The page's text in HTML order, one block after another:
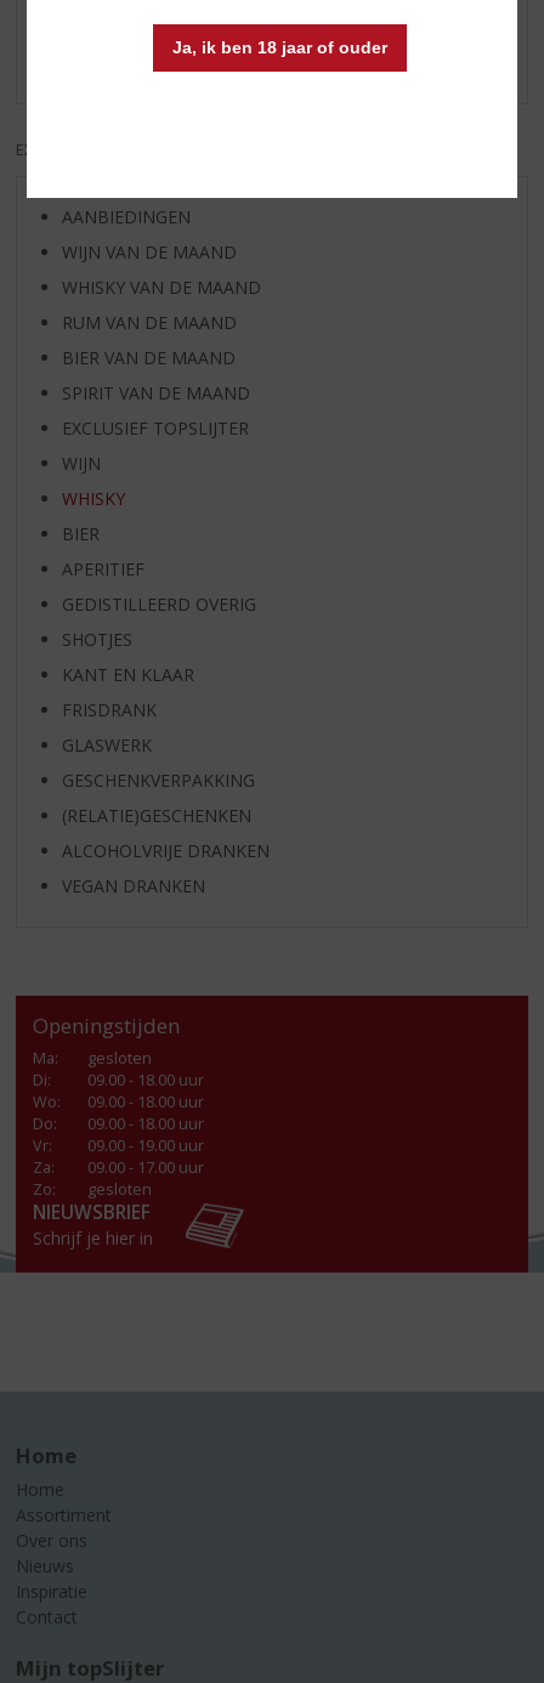
Ja, ik ben 18 jaar of ouder
Schrijf een review
Er zijn nog geen reviews geplaatst voor dit product
EXCL. BTW
AANBIEDINGEN
WIJN VAN DE MAAND
WHISKY VAN DE MAAND
RUM VAN DE MAAND
BIER VAN DE MAAND
SPIRIT VAN DE MAAND
EXCLUSIEF TOPSLIJTER
WIJN
WHISKY
BIER
APERITIEF
GEDISTILLEERD OVERIG
SHOTJES
KANT EN KLAAR
FRISDRANK
GLASWERK
GESCHENKVERPAKKING
(RELATIE)GESCHENKEN
ALCOHOLVRIJE DRANKEN
VEGAN DRANKEN
Openingstijden
Ma:
gesloten
Di:
09.00 - 18.00 uur
Wo:
09.00 - 18.00 uur
Do:
09.00 - 18.00 uur
Vr:
09.00 - 19.00 uur
Za:
09.00 - 17.00 uur
Zo:
gesloten
NIEUWSBRIEF
Schrijf je hier in
Home
Home
Assortiment
Over ons
Nieuws
Inspiratie
Contact
Mijn topSlijter